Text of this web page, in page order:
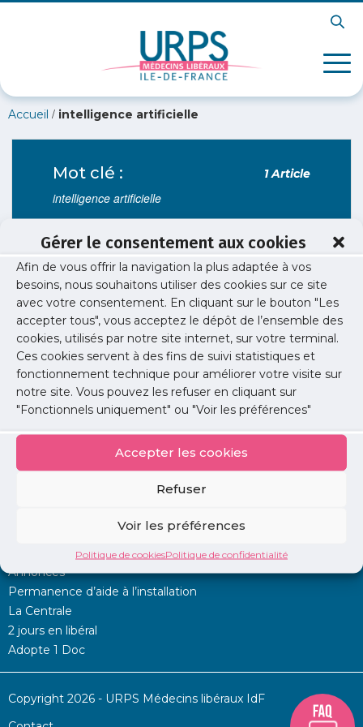
Gérer le consentement aux cookies
Afin de vous offrir la navigation la plus adaptée à vos
besoins, nous souhaitons utiliser des cookies sur ce site
avec votre consentement. En cliquant sur le bouton "Les
accepter tous", vous acceptez le dépôt de l’ensemble des
cookies, utilisés par notre site internet, sur votre terminal.
Ces cookies servent à des fins de suivi statistiques et
fonctionnement technique pour améliorer votre visite sur
notre site. Vous pouvez les refuser en cliquant sur
"Fonctionnels uniquement" ou "Voir les préférences"
Accepter les cookies
Refuser
Voir les préférences
Politique de cookiesPolitique de confidentialité
Accueil / intelligence artificielle
Mot clé : 1 Article
intelligence artificielle
E-santé/ Lab'URPS
Lab’URPS n°2 – Médecin et Intelligence
articificielle
Retour en vidéos sur le Lab URPS n°2 du 30
novembre 2017
Lire l'article
Annonces
Permanence d’aide à l’installation
La Centrale
2 jours en libéral
Adopte 1 Doc
Copyright 2026 - URPS Médecins libéraux IdF